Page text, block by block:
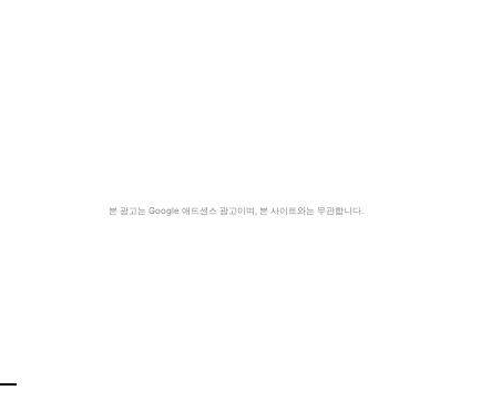
본 광고는 Google 애드센스 광고이며, 본 사이트와는 무관합니다.